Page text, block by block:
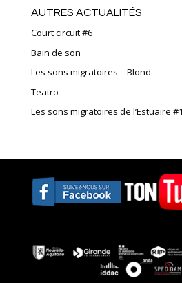
AUTRES ACTUALITÉS
Court circuit #6
Bain de son
Les sons migratoires – Blond
Teatro
Les sons migratoires de l’Estuaire #1